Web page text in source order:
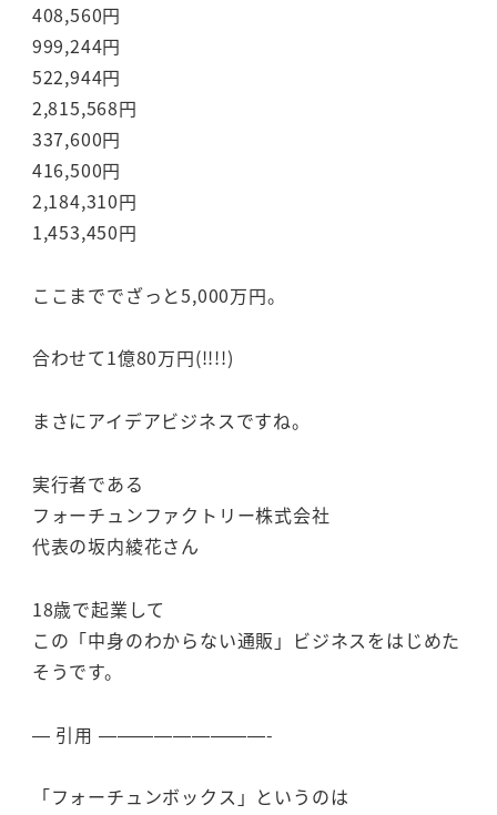
408,560円
999,244円
522,944円
2,815,568円
337,600円
416,500円
2,184,310円
1,453,450円
ここまででざっと5,000万円。
合わせて1億80万円(!!!!)
まさにアイデアビジネスですね。
実行者である
フォーチュンファクトリー株式会社
代表の坂内綾花さん
18歳で起業して
この「中身のわからない通販」ビジネスをはじめた
そうです。
— 引用 —————————-
「フォーチュンボックス」というのは